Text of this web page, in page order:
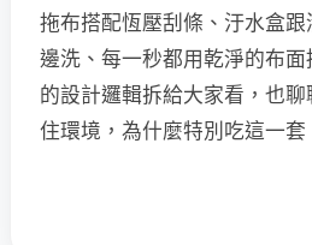
拖布搭配恆壓刮條、汙水盒
邊洗、每一秒都用乾淨的布
的設計邏輯拆給大家看，也
住環境，為什麼特別吃這一套